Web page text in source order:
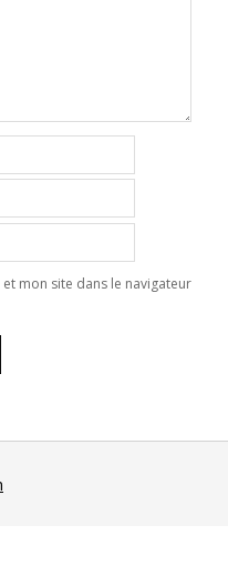
mon site dans le navigateur